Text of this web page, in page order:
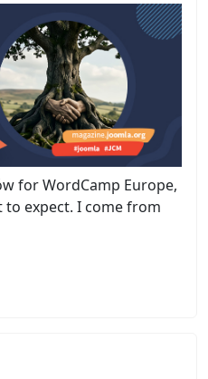
for WordCamp Europe,
expect. I come from